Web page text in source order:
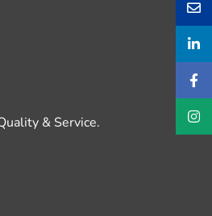
& Service.